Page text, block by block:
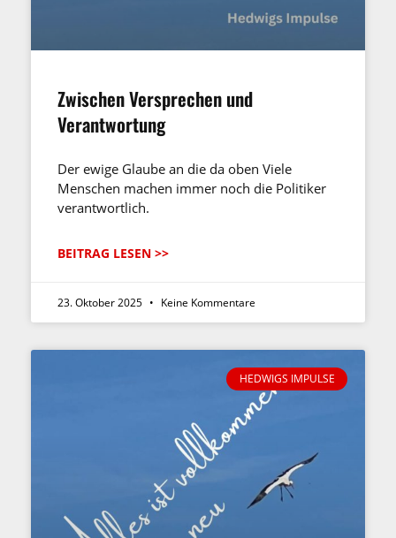
Zwischen Versprechen und
Verantwortung
Der ewige Glaube an die da oben Viele
Menschen machen immer noch die Politiker
verantwortlich.
BEITRAG LESEN >>
23. Oktober 2025 Keine Kommentare
HEDWIGS IMPULSE